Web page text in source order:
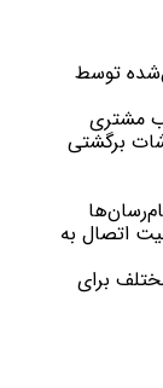
توسط
مشتری
برگشتی
اتصال به
برای